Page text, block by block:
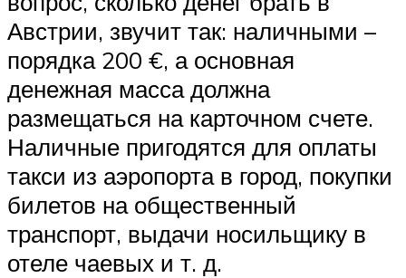
Австрии, звучит так: наличными –
порядка 200 €, а основная
денежная масса должна
размещаться на карточном счете.
Наличные пригодятся для оплаты
такси из аэропорта в город, покупки
билетов на общественный
транспорт, выдачи носильщику в
отеле чаевых и т. д.